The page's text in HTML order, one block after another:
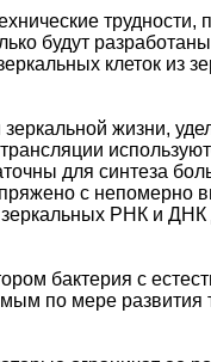
трудности,
будут
клеток из
жизни,
для синтеза
с непомерно
РНК и ДНК
бактерия с
по мере развития